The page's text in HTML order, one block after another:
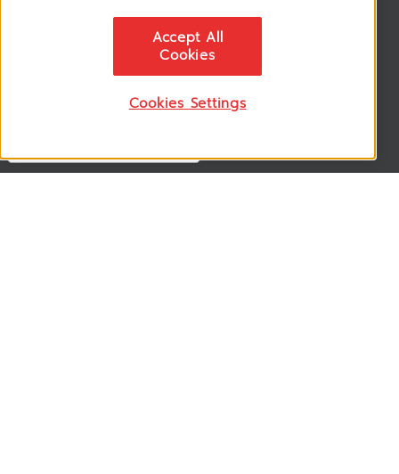
ติดตามอัพเดทข่าวสาร, โปรโมชั่น, สินค้าราคาพิเศษ ได้ก่อนใคร
Accept All
Cookies
Cookies Settings